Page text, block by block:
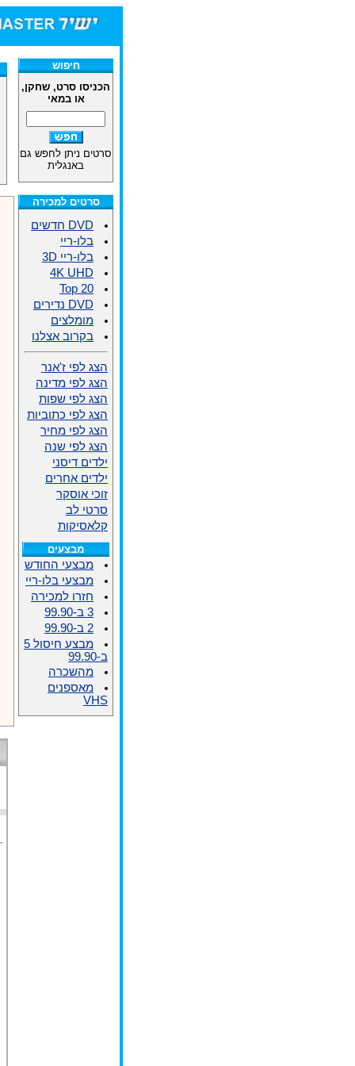
חיפוש
הכניסו סרט, שחקן,
או במאי
סרטים ניתן לחפש גם
באנגלית
סרטים למכירה
DVD חדשים
בלו-ריי
בלו-ריי 3D
4K UHD
Top 20
DVD נדירים
מומלצים
בקרוב אצלנו
הצג לפי ז'אנר
הצג לפי מדינה
הצג לפי שפות
הצג לפי כתוביות
הצג לפי מחיר
הצג לפי שנה
ילדים דיסני
ילדים אחרים
זוכי אוסקר
סרטי לב
קלאסיקות
מבצעים
מבצעי החודש
מבצעי בלו-ריי
חזרו למכירה
3 ב-99.90
2 ב-99.90
מבצע חיסול 5
ב-99.90
מהשכרה
מאספנים
VHS